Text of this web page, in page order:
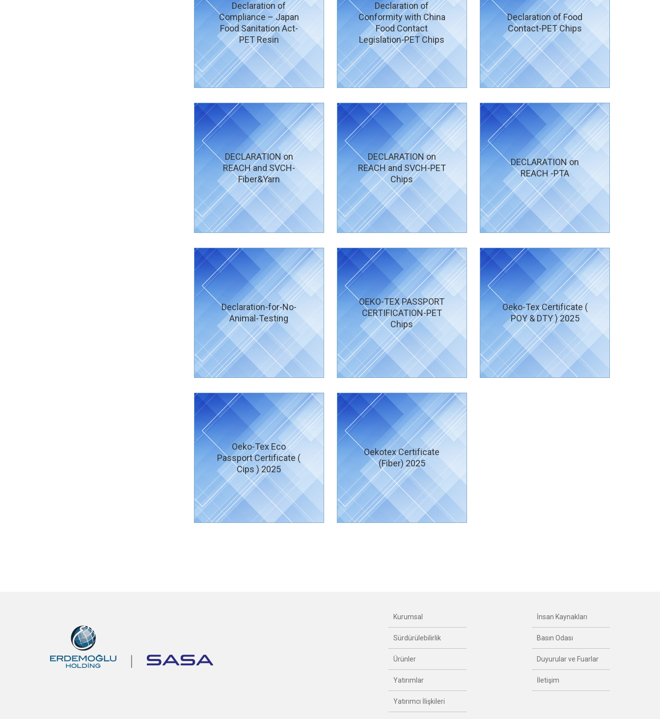
Declaration of
Compliance – Japan
Food Sanitation Act-
PET Resin
Declaration of
Conformity with China
Food Contact
Legislation-PET Chips
Declaration of Food
Contact-PET Chips
DECLARATION on
REACH and SVCH-
Fiber&Yarn
DECLARATION on
REACH and SVCH-PET
Chips
DECLARATION on
REACH -PTA
Declaration-for-No-
Animal-Testing
OEKO-TEX PASSPORT
CERTIFICATION-PET
Chips
Oeko-Tex Certificate (
POY & DTY ) 2025
Oeko-Tex Eco
Passport Certificate (
Cips ) 2025
Oekotex Certificate
(Fiber) 2025
Kurumsal
Sürdürülebilirlik
Ürünler
Yatırımlar
Yatırımcı İlişkileri
İnsan Kaynakları
Basın Odası
Duyurular ve Fuarlar
İletişim